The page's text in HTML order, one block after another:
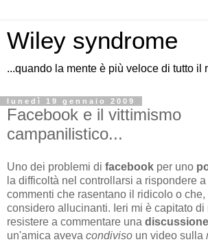
Wiley syndrome
...quando la mente è più veloce di tutto il
lunedì 19 gennaio 2009
Facebook e il vittimismo
campanilistico...
Uno dei problemi di facebook per uno
la difficoltà nel controllarsi a rispondere a
commenti che rasentano il ridicolo o che,
considero allucinanti. Ieri mi è capitato di
resistere a commentare una discussione
un'amica aveva condiviso un video sulla